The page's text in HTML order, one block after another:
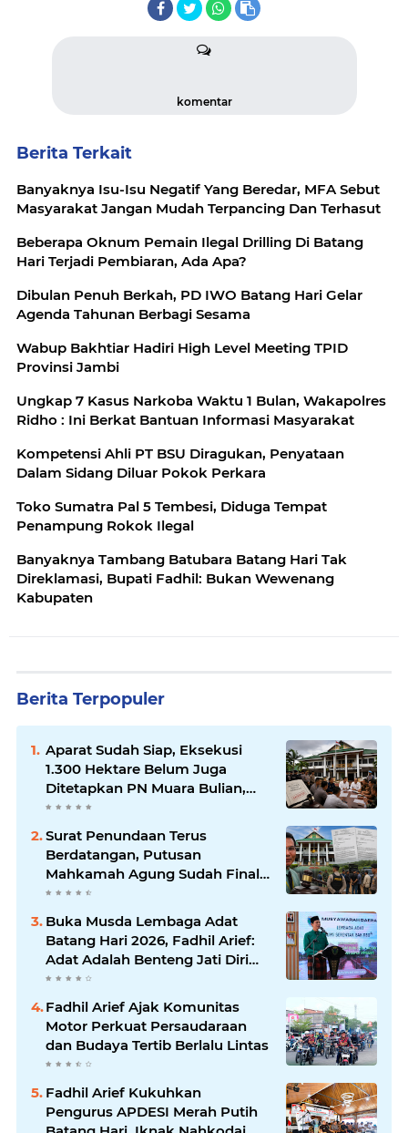
komentar
Berita Terkait
Banyaknya Isu-Isu Negatif Yang Beredar, MFA Sebut
Masyarakat Jangan Mudah Terpancing Dan Terhasut
Beberapa Oknum Pemain Ilegal Drilling Di Batang
Hari Terjadi Pembiaran, Ada Apa?
Dibulan Penuh Berkah, PD IWO Batang Hari Gelar
Agenda Tahunan Berbagi Sesama
Wabup Bakhtiar Hadiri High Level Meeting TPID
Provinsi Jambi
Ungkap 7 Kasus Narkoba Waktu 1 Bulan, Wakapolres
Ridho : Ini Berkat Bantuan Informasi Masyarakat
Kompetensi Ahli PT BSU Diragukan, Penyataan
Dalam Sidang Diluar Pokok Perkara
Toko Sumatra Pal 5 Tembesi, Diduga Tempat
Penampung Rokok Ilegal
Banyaknya Tambang Batubara Batang Hari Tak
Direklamasi, Bupati Fadhil: Bukan Wewenang
Kabupaten
Berita Terpopuler
Aparat Sudah Siap, Eksekusi
1.300 Hektare Belum Juga
Ditetapkan PN Muara Bulian,
Ada Apa?
Surat Penundaan Terus
Berdatangan, Putusan
Mahkamah Agung Sudah Final,
Mengapa Eksekusi Belum
Dilaksanakan?
Buka Musda Lembaga Adat
Batang Hari 2026, Fadhil Arief:
Adat Adalah Benteng Jati Diri
Generasi Muda
Fadhil Arief Ajak Komunitas
Motor Perkuat Persaudaraan
dan Budaya Tertib Berlalu Lintas
Fadhil Arief Kukuhkan
Pengurus APDESI Merah Putih